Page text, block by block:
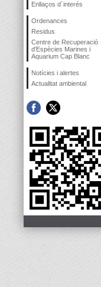
Enllaços d´interés
Ordenances
Residus
Centre de Recuperació
d'Espècies Marines i
Aquarium Cap Blanc
Notícies i alertes
Actualitat ambiental